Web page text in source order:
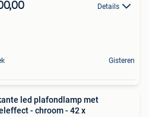
Details
Gisteren
led plafondlamp met
- chroom - 42 x